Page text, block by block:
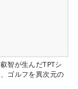
智が生んだTPTシ
ゴルフを異次元の